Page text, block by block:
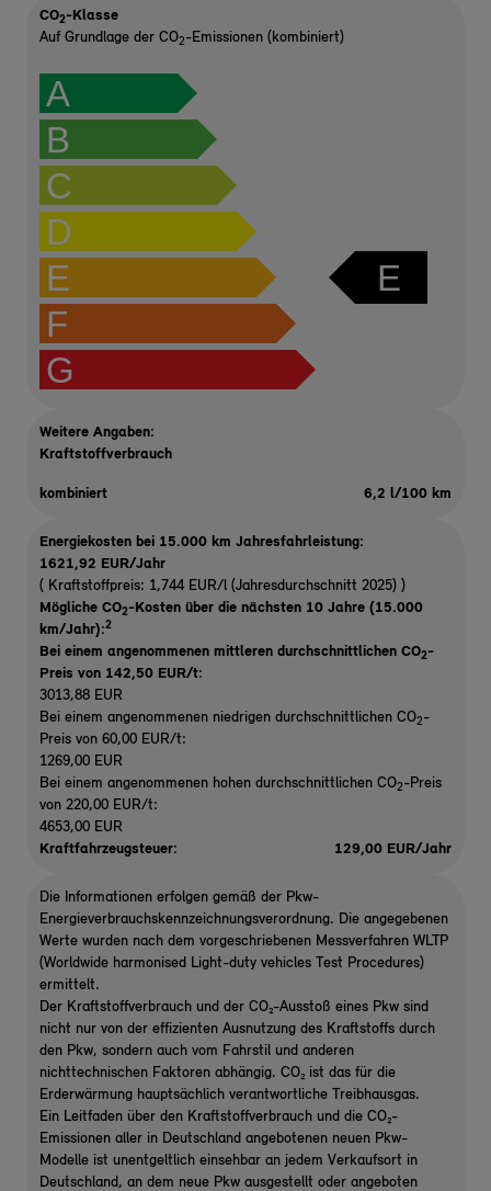
CO2-Klasse
Auf Grundlage der CO2-Emissionen (kombiniert)
A
B
C
D
E
F
G
E
Weitere Angaben:
Kraftstoffverbrauch
kombiniert 6,2 l/100 km
Energiekosten bei 15.000 km Jahresfahrleistung:
1621,92 EUR/Jahr
( Kraftstoffpreis: 1,744 EUR/l (Jahresdurchschnitt 2025) )
Mögliche CO2-Kosten über die nächsten 10 Jahre (15.000
km/Jahr):2
Bei einem angenommenen mittleren durchschnittlichen CO2-
Preis von 142,50 EUR/t:
3013,88 EUR
Bei einem angenommenen niedrigen durchschnittlichen CO2-
Preis von 60,00 EUR/t:
1269,00 EUR
Bei einem angenommenen hohen durchschnittlichen CO2-Preis
von 220,00 EUR/t:
4653,00 EUR
Kraftfahrzeugsteuer:
129,00 EUR/Jahr
Die Informationen erfolgen gemäß der Pkw-
Energieverbrauchskennzeichnungsverordnung. Die angegebenen
Werte wurden nach dem vorgeschriebenen Messverfahren WLTP
(Worldwide harmonised Light-duty vehicles Test Procedures)
ermittelt.
Der Kraftstoffverbrauch und der CO₂-Ausstoß eines Pkw sind
nicht nur von der effizienten Ausnutzung des Kraftstoffs durch
den Pkw, sondern auch vom Fahrstil und anderen
nichttechnischen Faktoren abhängig. CO₂ ist das für die
Erderwärmung hauptsächlich verantwortliche Treibhausgas.
Ein Leitfaden über den Kraftstoffverbrauch und die CO₂-
Emissionen aller in Deutschland angebotenen neuen Pkw-
Modelle ist unentgeltlich einsehbar an jedem Verkaufsort in
Deutschland, an dem neue Pkw ausgestellt oder angeboten